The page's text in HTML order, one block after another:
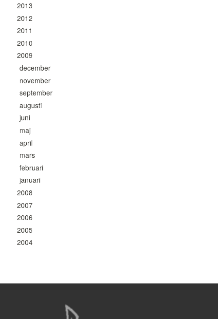
2013
2012
2011
2010
2009
december
november
september
augusti
juni
maj
april
mars
februari
januari
2008
2007
2006
2005
2004